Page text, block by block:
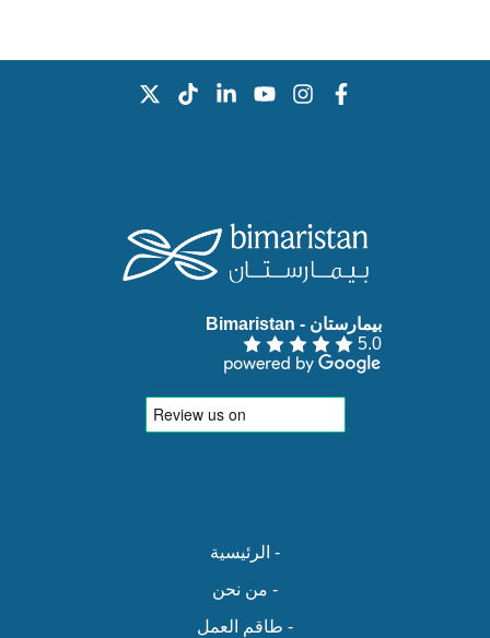
بيمارستان - Bimaristan‏
5.0
- الرئيسية
- من نحن
- طاقم العمل